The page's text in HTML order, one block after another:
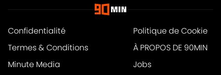
Confidentialité
Politique de Cookie
Termes & Conditions
À PROPOS DE 90MIN
Minute Media
Jobs